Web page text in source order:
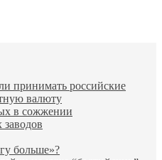
принимать российские
валюту
в сожжении
больше»?